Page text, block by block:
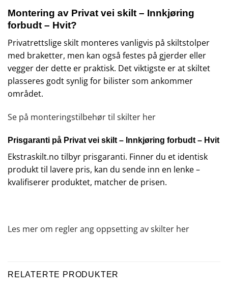
Montering av Privat vei skilt – Innkjøring
forbudt – Hvit?
Privatrettslige skilt monteres vanligvis på skiltstolper
med braketter, men kan også festes på gjerder eller
vegger der dette er praktisk. Det viktigste er at skiltet
plasseres godt synlig for bilister som ankommer
området.
Se på monteringstilbehør til skilter her
Prisgaranti på Privat vei skilt – Innkjøring forbudt – Hvit
Ekstraskilt.no tilbyr prisgaranti. Finner du et identisk
produkt til lavere pris, kan du sende inn en lenke –
kvalifiserer produktet, matcher de prisen.
Les mer om regler ang oppsetting av skilter her
RELATERTE PRODUKTER